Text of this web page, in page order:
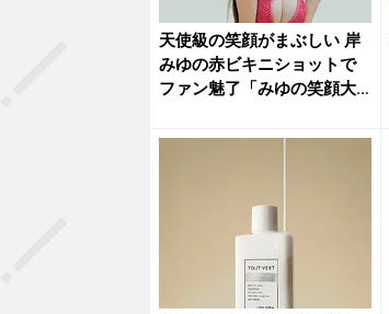
天使級の笑顔がまぶしい 岸
みゆの赤ビキニショットで
ファン魅了「みゆの笑顔大